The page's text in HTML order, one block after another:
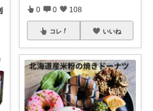
0 0 108
コレ いいね